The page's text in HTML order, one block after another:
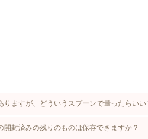
ますが、どういうスプーンで量ったらいい
封済みの残りのものは保存できますか？